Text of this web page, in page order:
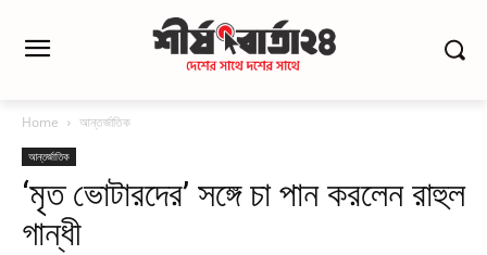
Home আন্তর্জাতিক
আন্তর্জাতিক
‘মৃত ভোটারদের’ সঙ্গে চা পান করলেন রাহুল
গান্ধী